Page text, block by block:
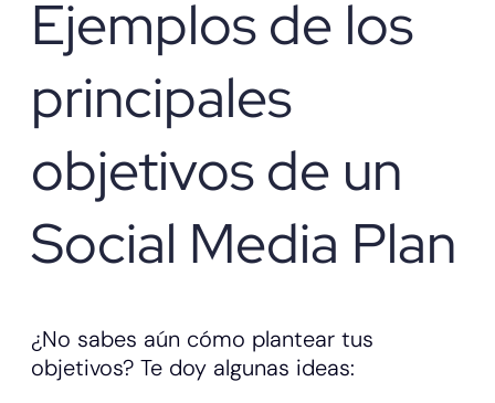
Ejemplos de los
principales
objetivos de un
Social Media Plan
¿No sabes aún cómo plantear tus
objetivos? Te doy algunas ideas: